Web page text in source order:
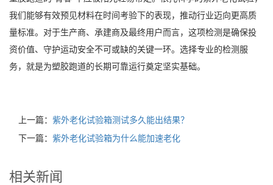
我们能够有效预见材料在时间考验下的表现，推动行业迈向更高质
量标准。对于生产商、承建商及最终用户而言，这项检测是确保投
资价值、守护运动安全不可或缺的关键一环。选择专业的检测服
务，就是为塑胶跑道的长期可靠运行奠定坚实基础。
上一篇： 紫外老化试验箱测试多久能出结果？
下一篇： 紫外老化试验箱为什么能加速老化
相关新闻